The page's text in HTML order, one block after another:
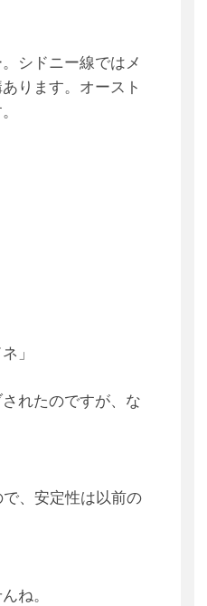
シドニー線ではメ
ります。オースト
」
れたのですが、な
、安定性は以前の
ね。